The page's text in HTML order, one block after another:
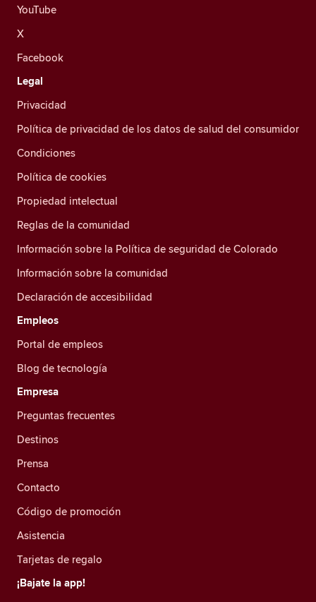
YouTube
X
Facebook
Legal
Privacidad
Política de privacidad de los datos de salud del consumidor
Condiciones
Política de cookies
Propiedad intelectual
Reglas de la comunidad
Información sobre la Política de seguridad de Colorado
Información sobre la comunidad
Declaración de accesibilidad
Empleos
Portal de empleos
Blog de tecnología
Empresa
Preguntas frecuentes
Destinos
Prensa
Contacto
Código de promoción
Asistencia
Tarjetas de regalo
¡Bajate la app!